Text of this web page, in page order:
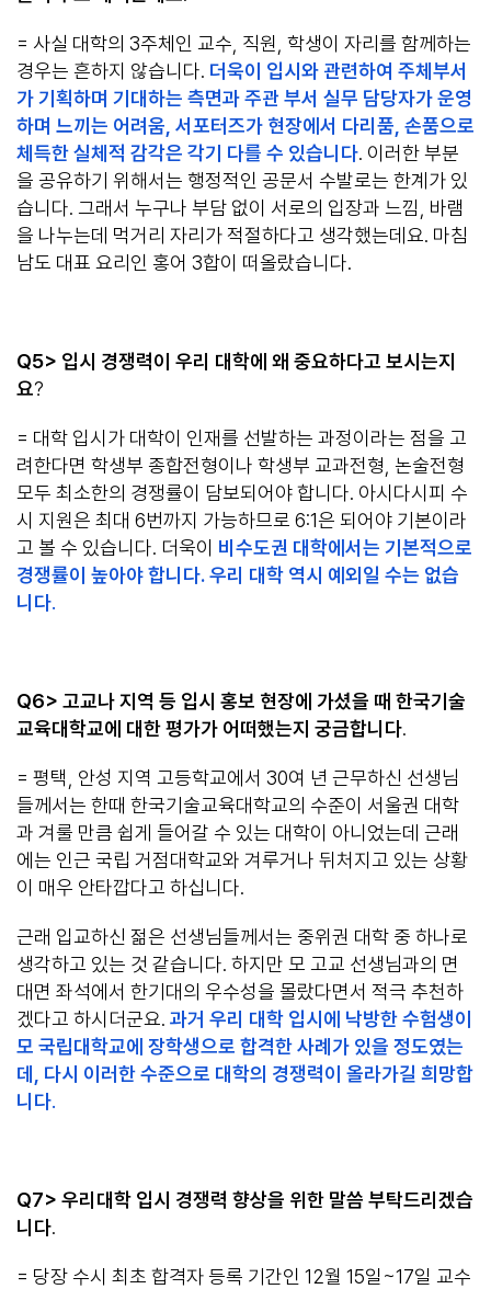
= 사실 대학의 3주체인 교수, 직원, 학생이 자리를 함께하는
경우는 흔하지 않습니다. 더욱이 입시와 관련하여 주체부서
가 기획하며 기대하는 측면과 주관 부서 실무 담당자가 운영
하며 느끼는 어려움, 서포터즈가 현장에서 다리품, 손품으로
체득한 실체적 감각은 각기 다를 수 있습니다. 이러한 부분
을 공유하기 위해서는 행정적인 공문서 수발로는 한계가 있
습니다. 그래서 누구나 부담 없이 서로의 입장과 느낌, 바램
을 나누는데 먹거리 자리가 적절하다고 생각했는데요. 마침
남도 대표 요리인 홍어 3합이 떠올랐습니다.
Q5> 입시 경쟁력이 우리 대학에 왜 중요하다고 보시는지
요?
= 대학 입시가 대학이 인재를 선발하는 과정이라는 점을 고
려한다면 학생부 종합전형이나 학생부 교과전형, 논술전형
모두 최소한의 경쟁률이 담보되어야 합니다. 아시다시피 수
시 지원은 최대 6번까지 가능하므로 6:1은 되어야 기본이라
고 볼 수 있습니다. 더욱이 비수도권 대학에서는 기본적으로
경쟁률이 높아야 합니다. 우리 대학 역시 예외일 수는 없습
니다.
Q6> 고교나 지역 등 입시 홍보 현장에 가셨을 때 한국기술
교육대학교에 대한 평가가 어떠했는지 궁금합니다.
= 평택, 안성 지역 고등학교에서 30여 년 근무하신 선생님
들께서는 한때 한국기술교육대학교의 수준이 서울권 대학
과 겨룰 만큼 쉽게 들어갈 수 있는 대학이 아니었는데 근래
에는 인근 국립 거점대학교와 겨루거나 뒤처지고 있는 상황
이 매우 안타깝다고 하십니다.
근래 입교하신 젊은 선생님들께서는 중위권 대학 중 하나로
생각하고 있는 것 같습니다. 하지만 모 고교 선생님과의 면
대면 좌석에서 한기대의 우수성을 몰랐다면서 적극 추천하
겠다고 하시더군요. 과거 우리 대학 입시에 낙방한 수험생이
모 국립대학교에 장학생으로 합격한 사례가 있을 정도였는
데, 다시 이러한 수준으로 대학의 경쟁력이 올라가길 희망합
니다.
Q7> 우리대학 입시 경쟁력 향상을 위한 말씀 부탁드리겠습
니다.
= 당장 수시 최초 합격자 등록 기간인 12월 15일~17일 교수